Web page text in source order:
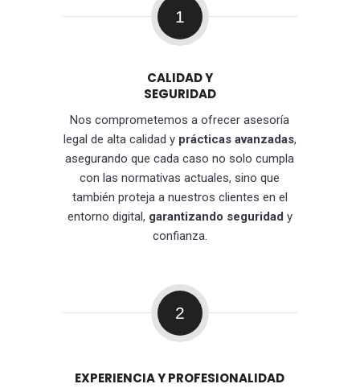
1
CALIDAD Y
SEGURIDAD
Nos comprometemos a ofrecer asesoría
legal de alta calidad y prácticas avanzadas,
asegurando que cada caso no solo cumpla
con las normativas actuales, sino que
también proteja a nuestros clientes en el
entorno digital, garantizando seguridad y
confianza.
2
EXPERIENCIA Y PROFESIONALIDAD